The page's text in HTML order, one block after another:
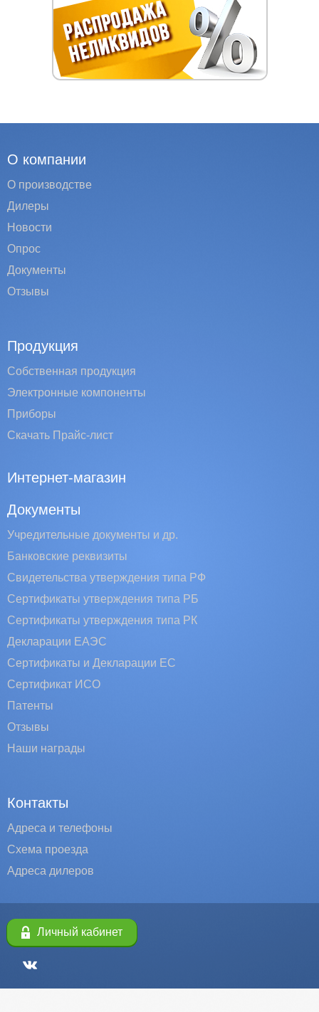
О компании
О производстве
Дилеры
Новости
Опрос
Документы
Отзывы
Продукция
Собственная продукция
Электронные компоненты
Приборы
Скачать Прайс-лист
Интернет-магазин
Документы
Учредительные документы и др.
Банковские реквизиты
Свидетельства утверждения типа РФ
Сертификаты утверждения типа РБ
Сертификаты утверждения типа РК
Декларации ЕАЭС
Сертификаты и Декларации EC
Сертификат ИСО
Патенты
Отзывы
Наши награды
Контакты
Адреса и телефоны
Схема проезда
Адреса дилеров
Личный кабинет